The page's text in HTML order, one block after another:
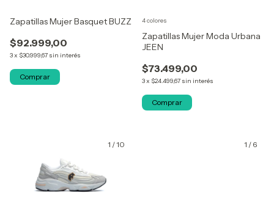
Zapatillas Mujer Basquet BUZZ
$92.999,00
3x $30.999,67 sin interés
Comprar
Zapatillas Mujer Moda Urbana
JEEN
$73.499,00
3x $24.499,67 sin interés
4 colores
Comprar
1 /10 1 / 6